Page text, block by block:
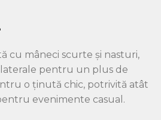
cu mâneci scurte și nasturi,
pentru un plus de
o ținută chic, potrivită atât
evenimente casual.